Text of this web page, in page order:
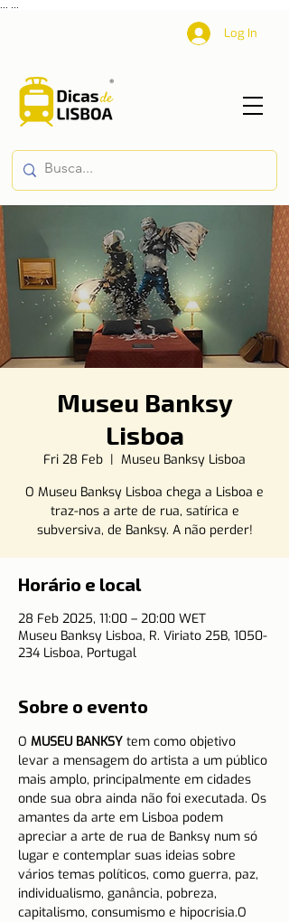
Log In
Museu Banksy
Lisboa
Fri 28 Feb
  |
Museu Banksy Lisboa
O Museu Banksy Lisboa chega a Lisboa e
traz-nos a arte de rua, satírica e
subversiva, de Banksy. A não perder!
Horário e local
28 Feb 2025, 11:00 – 20:00 WET
Museu Banksy Lisboa, R. Viriato 25B, 1050-
234 Lisboa, Portugal
Sobre o evento
O MUSEU BANKSY tem como objetivo
levar a mensagem do artista a um público
mais amplo, principalmente em cidades
onde sua obra ainda não foi executada. Os
amantes da arte em Lisboa podem
apreciar a arte de rua de Banksy num só
lugar e contemplar suas ideias sobre
vários temas políticos, como guerra, paz,
individualismo, ganância, pobreza,
capitalismo, consumismo e hipocrisia.O